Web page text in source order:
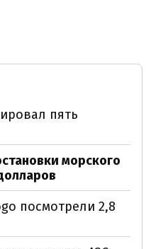
пять
морского
посмотрели 2,8